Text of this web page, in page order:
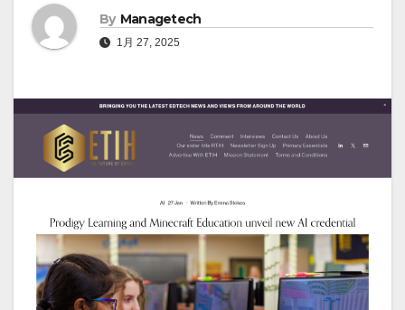
By Managetech
1月 27, 2025